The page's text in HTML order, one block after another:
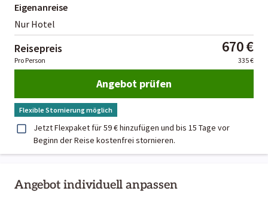
Angebot individuell anpassen
Eigenanreise
Nur Hotel
Reisepreis 670 €
Pro Person 335 €
Angebot prüfen
Flexible Stornierung möglich
Jetzt Flexpaket für 59 € hinzufügen und bis 15 Tage vor
Beginn der Reise kostenfrei stornieren.